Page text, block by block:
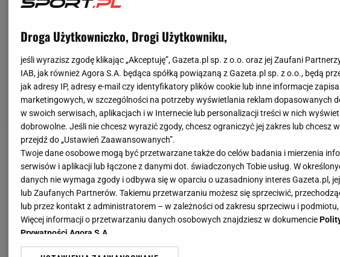
Droga Użytkowniczko, Drogi Użytkowniku,
jeśli wyrazisz zgodę klikając „Akceptuję”, Gazeta.pl sp. z o.o. oraz jej Zaufani
IAB, jak również Agora S.A. będąca spółką powiązaną z Gazeta.pl sp. z o.o., będą
jak adresy IP, adresy e-mail czy identyfikatory plików cookie lub inne informacje
marketingowych, w szczególności na potrzeby wyświetlania reklam dopasowanych
w swoich serwisach, aplikacjach i w Internecie lub personalizacji treści w nich
dobrowolne. Jeśli nie chcesz wyrazić zgody, chcesz ograniczyć jej zakres lub chcesz
przejdź do „Ustawień Zaawansowanych”.
Twoje dane osobowe mogą być przetwarzane także do celów badania i mierzenia
serwisów i aplikacji lub łączone z danymi dot. świadczonych Tobie usług. W
danych nie wymaga zgody i odbywa się w oparciu o uzasadniony interes Gazeta.pl,
lub Zaufanych Partnerów. Takiemu przetwarzaniu możesz się sprzeciwić,
lub przez kontakt z administratorem – w zależności od zakresu sprzeciwu i
Więcej informacji o przetwarzaniu danych osobowych znajdziesz w dokumencie
Prywatności Agora S.A.